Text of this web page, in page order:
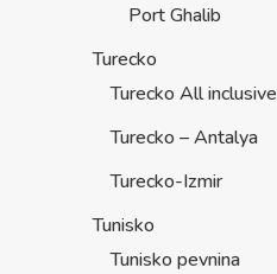
Port Ghalib
Turecko
Turecko All inclusive
Turecko – Antalya
Turecko-Izmir
Tunisko
Tunisko pevnina